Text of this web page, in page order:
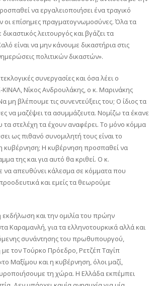
να εργαλειοποιήσει ένα τραγικό
οι επίσημες πραγματογνωμοσύνες. Όλα τα
λειτουργός και βγάζει τα
είναι να μην κάνουμε δικαστήρια στις
πολιτικών δικαστών».
συνεργασίες και όσα λέει ο
Νίκος Ανδρουλάκης, ο κ. Μαρινάκης
μη βλέπουμε τις συνεντεύξεις του; Ο ίδιος τα
να μαζέψει τα ασυμμάζευτα. Νομίζω τα έκανε
τα στελέχη τα έχουν αναφέρει. Το μόνο κόμμα
ως πιθανό συνομιλητή τους είναι το
κυβέρνηση; Η κυβέρνηση προσπαθεί να
της και για αυτό θα κριθεί. Ο κ.
να απευθύνει κάλεσμα σε κόμματα που
και εμείς τα θεωρούμε
εκδήλωση και την ομιλία του πρώην
Καραμανλή, για τα ελληνοτουρκικά αλλά και
συνάντησης του πρωθυπουργού,
τον Τούρκο Πρόεδρο, Ρετζέπ Ταγίπ
Μαξίμου και η κυβέρνηση, όλοι μαζί,
τη χώρα. Η Ελλάδα εκπέμπει